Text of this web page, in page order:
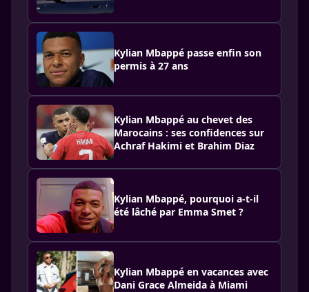
Kylian Mbappé passe enfin son
permis à 27 ans
Kylian Mbappé au chevet des
Marocains : ses confidences sur
Achraf Hakimi et Brahim Diaz
Kylian Mbappé, pourquoi a-t-il
été lâché par Emma Smet ?
Kylian Mbappé en vacances avec
Dani Grace Almeida à Miami